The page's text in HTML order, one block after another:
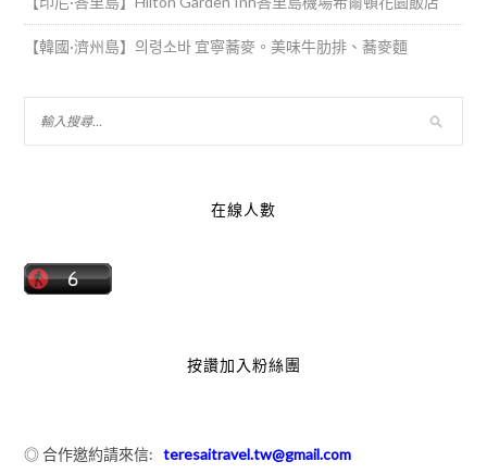
【韓國·濟州島】의령소바 宜寧蕎麥。美味牛肋排、蕎麥麵
在線人數
按讚加入粉絲團
◎ 合作邀約請來信:teresaitravel.tw@gmail.com